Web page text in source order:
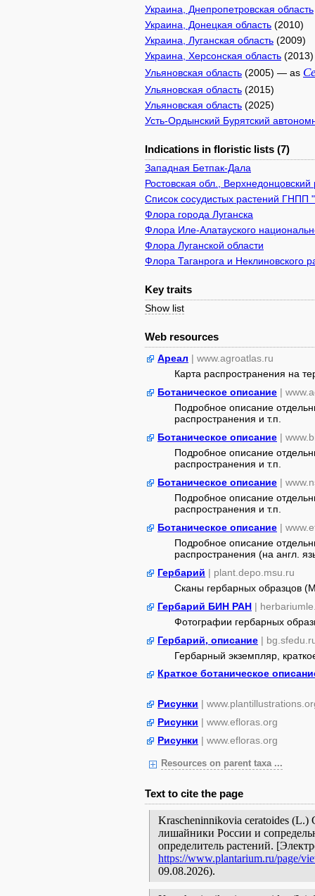
Украина, Днепропетровская область
Украина, Донецкая область (2010)
Украина, Луганская область (2009)
Украина, Херсонская область (2013)
Ульяновская область (2005) — as
Ульяновская область (2015)
Ульяновская область (2025)
Усть-Ордынский Бурятский
Indications in floristic lists (7)
Западная Бетпак-Дала
Ростовская обл.,
Список сосудистых растений ГНПП
Флора города Луганска
Флора Иле-Алатауского
Флора Луганской области
Флора Таганрога и Неклиновского
Key traits
Show list
Web resources
Ареал | www.agroatlas.ru
Карта распространения на
Ботаническое описание |
Подробное описание
распространения и т.п.
Ботаническое описание |
Подробное описание
распространения и т.п.
Ботаническое описание |
Подробное описание
распространения и т.п.
Ботаническое описание |
Подробное описание
распространения (на англ.
Гербарий | plant.depo.msu.ru
Сканы гербарных образцов
Гербарий БИН РАН |
Фотографии гербарных
Гербарий, описание |
Гербарный экземпляр,
Краткое ботаническое
Рисунки |
Рисунки | www.efloras.org
Рисунки | www.efloras.org
Resources on parent taxa ...
Text to cite the page
Krascheninnikovia ceratoides (L.)
лишайники России и
определитель растений.
https://www.plantarium.ru/page/
09.08.2026).